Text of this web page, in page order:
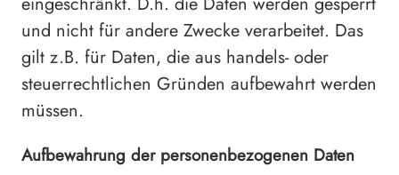
und nicht für andere Zwecke verarbeitet. Das
gilt z.B. für Daten, die aus handels- oder
steuerrechtlichen Gründen aufbewahrt werden
müssen.
Aufbewahrung der personenbezogenen Daten